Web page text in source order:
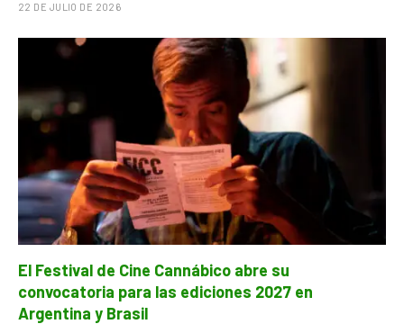
22 DE JULIO DE 2026
El Festival de Cine Cannábico abre su
convocatoria para las ediciones 2027 en
Argentina y Brasil